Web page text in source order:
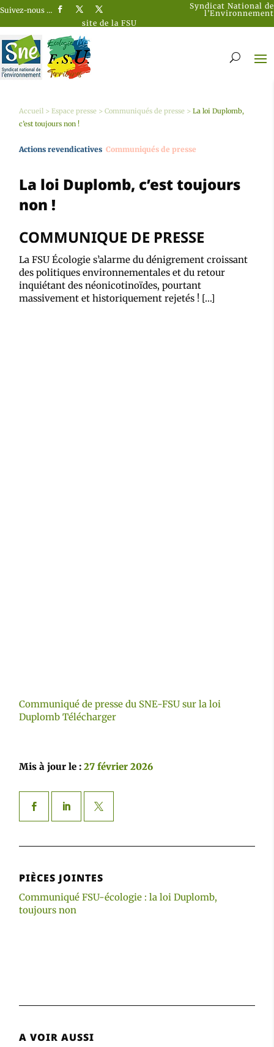
Suivez-nous …
Syndicat National de
l’Environnement
site de la FSU
Accueil >Espace presse >Communiqués de presse >La loi Duplomb,
c’est toujours non !
Actions revendicatives Communiqués de presse
La loi Duplomb, c’est toujours
non !
COMMUNIQUE DE PRESSE
La FSU Écologie s’alarme du dénigrement croissant
des politiques environnementales et du retour
inquiétant des néonicotinoïdes, pourtant
massivement et historiquement rejetés ! […]
Communiqué de presse du SNE-FSU sur la loi
DuplombTélécharger
Mis à jour le :27 février 2026
PIÈCES JOINTES
Communiqué FSU-écologie : la loi Duplomb,
toujours non
A VOIR AUSSI